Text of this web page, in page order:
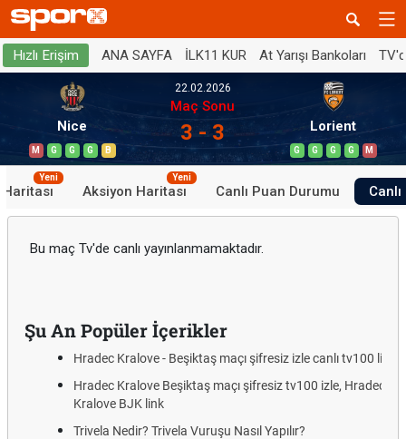
Hızlı Erişim ANA SAYFA İLK11 KUR At Yarışı Bankoları
Nice
M G G G B
22.02.2026
Maç Sonu
3 - 3 Lorient
G G G G M
Haritası
Yeni
Aksiyon Haritası
Yeni
Canlı Puan Durumu
Bu maç Tv'de canlı yayınlanmamaktadır.
Şu An Popüler İçerikler
Hradec Kralove - Beşiktaş maçı şifresiz izle canlı tv100 linki
Hradec Kralove Beşiktaş maçı şifresiz tv100 izle, Hradec
Kralove BJK link
Trivela Nedir? Trivela Vuruşu Nasıl Yapılır?